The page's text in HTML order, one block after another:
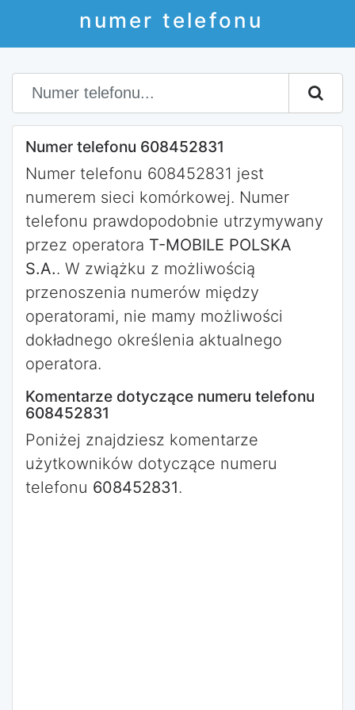
numer telefonu
Numer telefonu 608452831
Numer telefonu 608452831 jest
numerem sieci komórkowej. Numer
telefonu prawdopodobnie utrzymywany
przez operatora T-MOBILE POLSKA
S.A.. W zwiążku z możliwością
przenoszenia numerów między
operatorami, nie mamy możliwości
dokładnego określenia aktualnego
operatora.
Komentarze dotyczące numeru telefonu
608452831
Poniżej znajdziesz komentarze
użytkowników dotyczące numeru
telefonu 608452831.